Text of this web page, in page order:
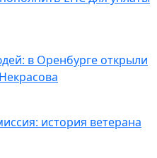
в Оренбурге открыли
история ветерана